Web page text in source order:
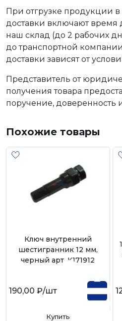
При отгрузке продукции
доставки включают время
наш склад (до 2 рабочих
до транспортной
доставки зависят от
Представитель от
получения товара
поручение, доверенность
Похожие товары
Ключ внутренний
шестигранник 12 мм,
черный арт. К171912
190,00 ₽/шт
Купить